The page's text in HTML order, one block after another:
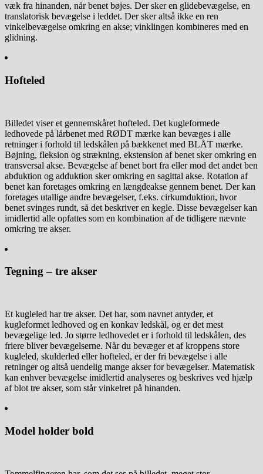
væk fra hinanden, når benet bøjes. Der sker en glidebevægelse, en
translatorisk bevægelse i leddet. Der sker altså ikke en ren
vinkelbevægelse omkring en akse; vinklingen kombineres med en
glidning.
Hofteled
Billedet viser et gennemskåret hofteled. Det kugleformede
ledhovede på lårbenet med RØDT mærke kan bevæges i alle
retninger i forhold til ledskålen på bækkenet med BLÅT mærke.
Bøjning, fleksion og strækning, ekstension af benet sker omkring en
transversal akse. Bevægelse af benet bort fra eller mod det andet ben
abduktion og adduktion sker omkring en sagittal akse. Rotation af
benet kan foretages omkring en længdeakse gennem benet. Der kan
foretages utallige andre bevægelser, f.eks. cirkumduktion, hvor
benet svinges rundt, så det beskriver en kegle. Disse bevægelser kan
imidlertid alle opfattes som en kombination af de tidligere nævnte
omkring tre akser.
Tegning – tre akser
Et kugleled har tre akser. Det har, som navnet antyder, et
kugleformet ledhoved og en konkav ledskål, og er det mest
bevægelige led. Jo større ledhovedet er i forhold til ledskålen, des
friere bliver bevægelserne. Når du bevæger et af kroppens store
kugleled, skulderled eller hofteled, er der fri bevægelse i alle
retninger og altså uendelig mange akser for bevægelser. Matematisk
kan enhver bevægelse imidlertid analyseres og beskrives ved hjælp
af blot tre akser, som står vinkelret på hinanden.
Model holder bold